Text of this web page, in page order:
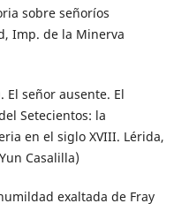
sobre señoríos
Imp. de la Minerva
El señor ausente. El
Setecientos: la
en el siglo XVIII. Lérida,
Casalilla)
exaltada de Fray